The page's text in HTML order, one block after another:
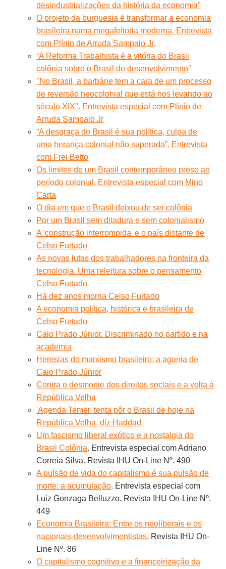
desindustrializações da história da economia"
O projeto da burguesia é transformar a economia
brasileira numa megafeitoria moderna. Entrevista
com Plínio de Arruda Sampaio Jr.
“A Reforma Trabalhista é a vitória do Brasil
colônia sobre o Brasil do desenvolvimento”
"No Brasil, a barbárie tem a cara de um processo
de reversão neocolonial que está nos levando ao
século XIX". Entrevista especial com Plínio de
Arruda Sampaio Jr
“A desgraça do Brasil é sua política, culpa de
uma herança colonial não superada”. Entrevista
com Frei Betto
Os limites de um Brasil contemporâneo preso ao
período colonial. Entrevista especial com Mino
Carta
O dia em que o Brasil deixou de ser colônia
Por um Brasil sem ditadura e sem colonialismo
A 'construção interrompida' e o país distante de
Celso Furtado
As novas lutas dos trabalhadores na fronteira da
tecnologia. Uma releitura sobre o pensamento
Celso Furtado
Há dez anos morria Celso Furtado
A economia política, histórica e brasileira de
Celso Furtado
Caio Prado Júnior. Discriminado no partido e na
academia
Heresias do marxismo brasileiro: a agonia de
Caio Prado Júnior
Contra o desmonte dos direitos sociais e a volta à
República Velha
'Agenda Temer' tenta pôr o Brasil de hoje na
República Velha, diz Haddad
Um fascismo liberal exótico e a nostalgia do
Brasil Colônia. Entrevista especial com Adriano
Correia Silva. Revista IHU On-Line Nº. 490
A pulsão de vida do capitalismo é sua pulsão de
morte: a acumulação. Entrevista especial com
Luiz Gonzaga Belluzzo. Revista IHU On-Line Nº.
449
Economia Brasileira: Entre os neoliberais e os
nacionais-desenvolvimentistas. Revista IHU On-
Line Nº. 86
O capitalismo cognitivo e a financeirização da